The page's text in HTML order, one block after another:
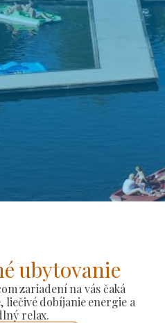
ubytovanie
zariadení na vás čaká
dobíjanie energie a
relax.